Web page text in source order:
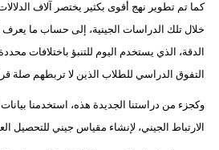
كما تم تطوير نهج أقوى بكثير يختصر آلاف
خلال تلك الدراسات الجينية، إلى حساب ما يعرف
الدقة، الذي يستخدم اليوم للتنبؤ باختلافات
التفوق الدراسي للطلاب الذين لا تربطهم صلة
وكجزء من دراستنا الجديدة هذه، استخدمنا
الارتباط الجيني، لإنشاء مقياس جيني للتحصيل